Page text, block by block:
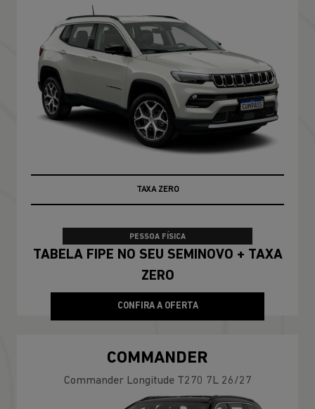
TAXA ZERO
PESSOA FÍSICA
TABELA FIPE NO SEU SEMINOVO + TAXA
ZERO
CONFIRA A OFERTA
COMMANDER
Commander Longitude T270 7L 26/27